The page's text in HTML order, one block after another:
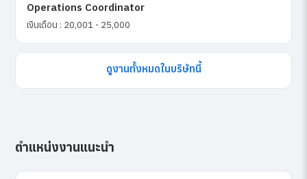
Operations Coordinator
เงินเดือน : 20,001 - 25,000
ดูงานทั้งหมดในบริษัทนี้
ตำแหน่งงานแนะนำ